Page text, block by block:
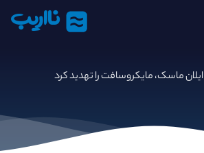
نااریب
ایلان ماسک، مایکروسافت را تهدید کرد